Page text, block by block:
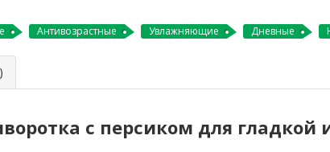
Антивозрастные Увлажняющие Дневные
с персиком для